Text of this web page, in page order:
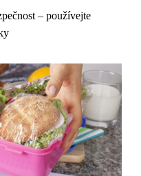
– používejte